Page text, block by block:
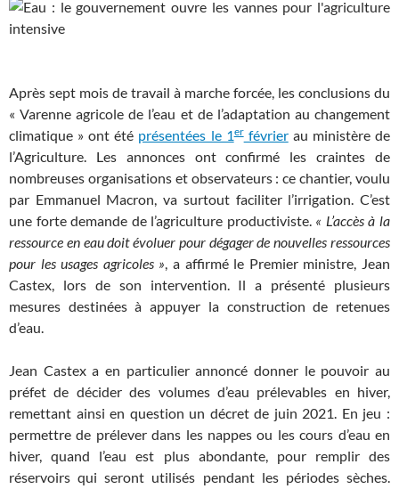
Après sept mois de travail à marche forcée, les conclusions du
« Varenne agricole de l’eau et de l’adaptation au changement
climatique » ont été présentées le 1erfévrierau ministère de
l’Agriculture. Les annonces ont confirmé les craintes de
nombreuses organisations et observateurs : ce chantier, voulu
par Emmanuel Macron, va surtout faciliter l’irrigation. C’est
une forte demande de l’agriculture productiviste. « L’accès à la
ressource en eau doit évoluer pour dégager de nouvelles ressources
pour les usages agricoles », a affirmé le Premier ministre, Jean
Castex, lors de son intervention. Il a présenté plusieurs
mesures destinées à appuyer la construction de retenues
d’eau.
Jean Castex a en particulier annoncé donner le pouvoir au
préfet de décider des volumes d’eau prélevables en hiver,
remettant ainsi en question un décret de juin 2021. En jeu :
permettre de prélever dans les nappes ou les cours d’eau en
hiver, quand l’eau est plus abondante, pour remplir des
réservoirs qui seront utilisés pendant les périodes sèches.